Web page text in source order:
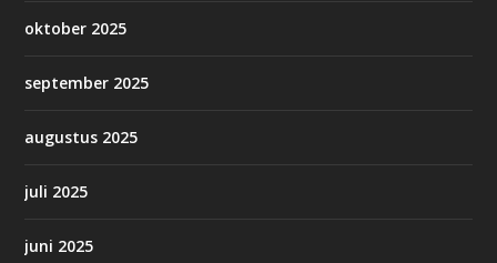
oktober 2025
september 2025
augustus 2025
juli 2025
juni 2025